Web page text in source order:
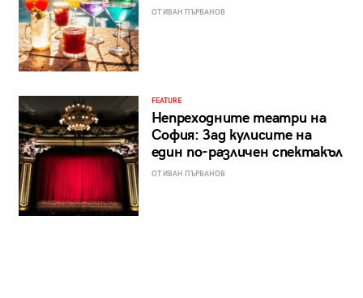
ОТ ИВАН ПЪРВАНОВ
FEATURE
Непреходните театри на
София: Зад кулисите на
един по-различен спектакъл
ОТ ИВАН ПЪРВАНОВ